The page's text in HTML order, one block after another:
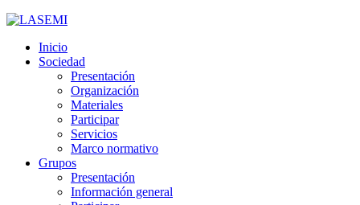
Inicio
Sociedad
Presentación
Organización
Materiales
Participar
Servicios
Marco normativo
Grupos
Presentación
Información general